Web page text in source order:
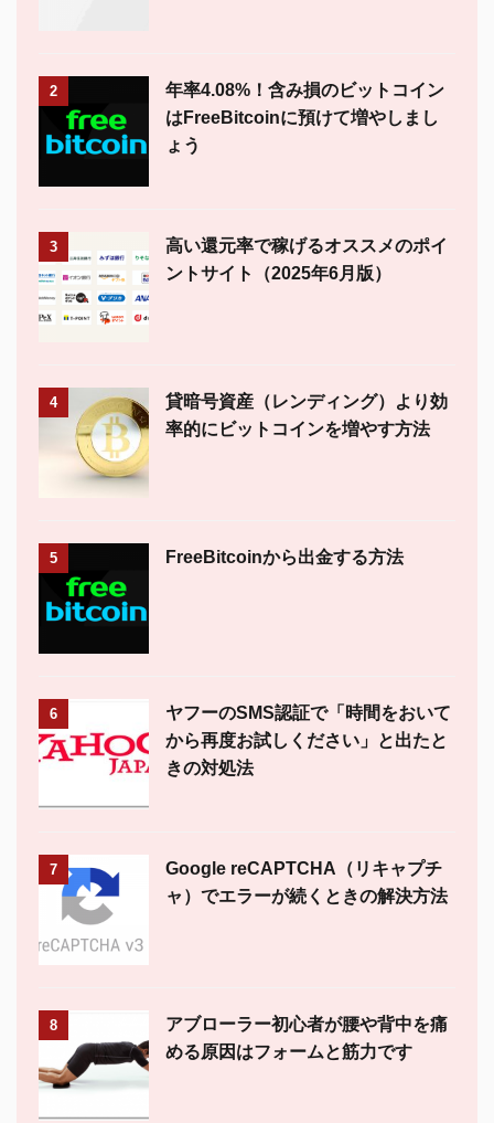
2
年率4.08%！含み損のビットコイン
はFreeBitcoinに預けて増やしまし
ょう
3
高い還元率で稼げるオススメのポイ
ントサイト（2025年6月版）
4
貸暗号資産（レンディング）より効
率的にビットコインを増やす方法
5 FreeBitcoinから出金する方法
6
ヤフーのSMS認証で「時間をおいて
から再度お試しください」と出たと
きの対処法
7
Google reCAPTCHA（リキャプチ
ャ）でエラーが続くときの解決方法
8
アブローラー初心者が腰や背中を痛
める原因はフォームと筋力です